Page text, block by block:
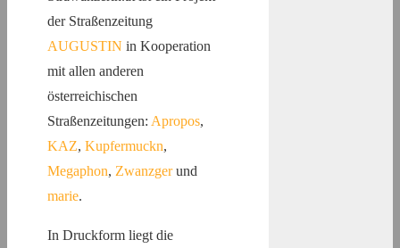
der Straßenzeitung
AUGUSTIN in Kooperation
mit allen anderen
österreichischen
Straßenzeitungen: Apropos,
KAZ, Kupfermuckn,
Megaphon, Zwanzgerund
marie.
In Druckform liegt die